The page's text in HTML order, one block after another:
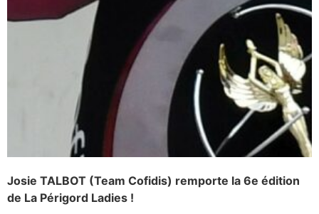
VICTOIRE
Josie TALBOT (Team Cofidis) remporte la 6e édition
de La Périgord Ladies !